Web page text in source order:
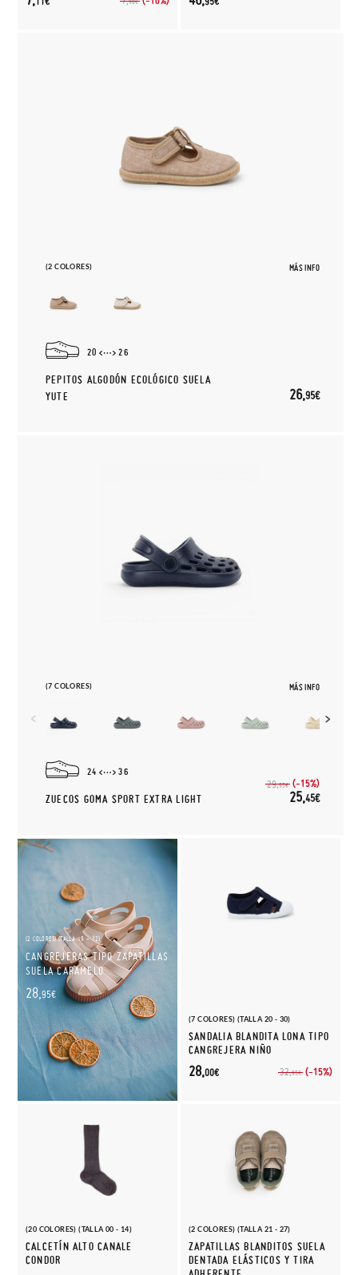
90€
(2 COLORES) MÁS INFO
20 26
PEPITOS ALGODÓN ECOLÓGICO SUELA
YUTE
26,95€
(7 COLORES) MÁS INFO
24 36
ZUECOS GOMA SPORT EXTRA LIGHT
29,95€ (-15%)
25,45€
(2 COLORES) (TALLA 19 - 32)
CANGREJERAS TIPO ZAPATILLAS
SUELA CARAMELO
28, 95€
(7 COLORES) (TALLA 20 - 30)
SANDALIA BLANDITA LONA TIPO
CANGREJERA NIÑO
32,95€ (-15%)
28,00€
(20 COLORES) (TALLA 00 - 14)
CALCETÍN ALTO CANALE
CONDOR
(2 COLORES) (TALLA 21 - 27)
ZAPATILLAS BLANDITOS SUELA
DENTADA ELÁSTICOS Y TIRA